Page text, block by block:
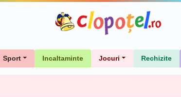
Sport Incaltaminte Jocuri Rechizite